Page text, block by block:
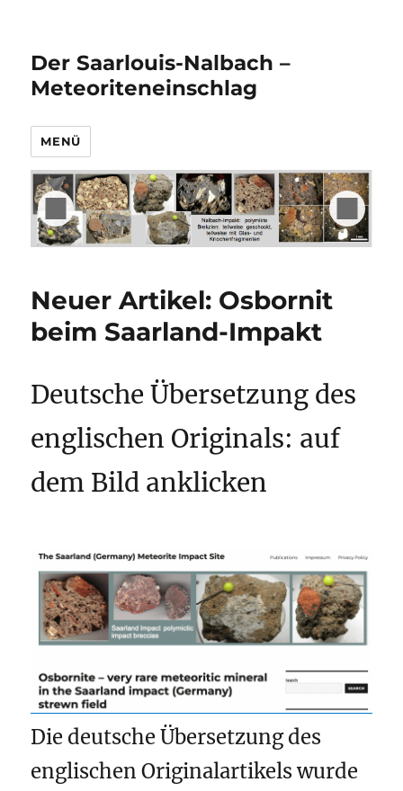
Der Saarlouis-Nalbach –
Meteoriteneinschlag
MENÜ
Neuer Artikel: Osbornit
beim Saarland-Impakt
Deutsche Übersetzung des
englischen Originals: auf
dem Bild anklicken
Die deutsche Übersetzung des
englischen Originalartikels wurde